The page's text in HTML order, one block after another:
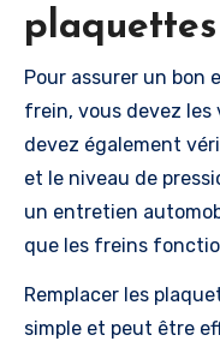
Pour assurer un bon
frein, vous devez les
devez également
et le niveau de
un entretien
que les freins
Remplacer les
simple et peut être